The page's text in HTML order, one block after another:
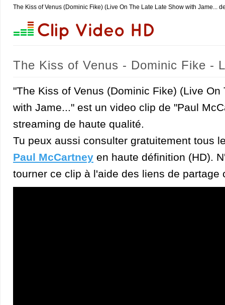
The Kiss of Venus (Dominic Fike) (Live On The Late Late Show with Jame...
The Kiss of Venus - Dominic Fike -
McCartney)
"The Kiss of Venus (Dominic Fike) (Live On
with Jame..." est un video clip de "Paul
streaming de haute qualité.
Tu peux aussi consulter gratuitement tous
Paul McCartney en haute définition (HD).
tourner ce clip à l'aide des liens de partage